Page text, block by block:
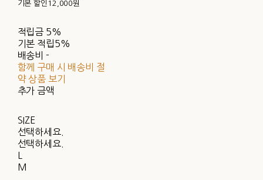
기본 할인 12,000원
적립금 5%
기본 적립5%
배송비 -
함께 구매 시 배송비 절
약 상품 보기
추가 금액
SIZE
선택하세요.
선택하세요.
M